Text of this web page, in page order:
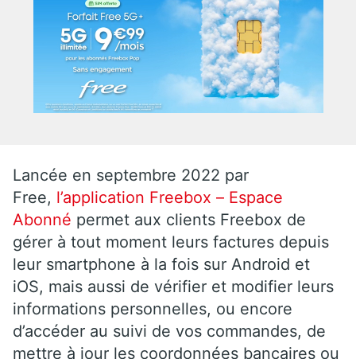
Lancée en septembre 2022 par
Free, l’application Freebox – Espace
Abonné permet aux clients Freebox de
gérer à tout moment leurs factures depuis
leur smartphone à la fois sur Android et
iOS, mais aussi de vérifier et modifier leurs
informations personnelles, ou encore
d’accéder au suivi de vos commandes, de
mettre à jour les coordonnées bancaires ou